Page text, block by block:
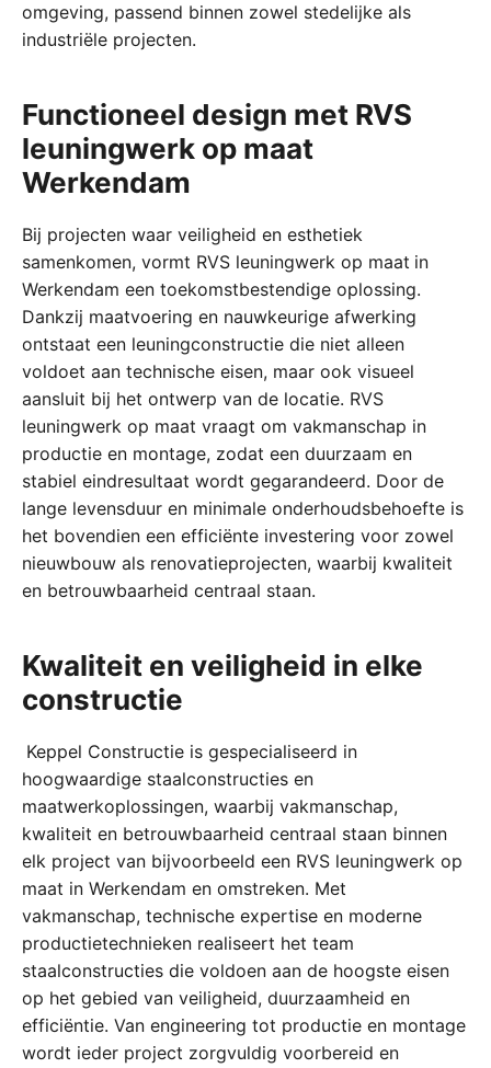
omgeving, passend binnen zowel stedelijke als
industriële projecten.
Functioneel design met RVS
leuningwerk op maat
Werkendam
Bij projecten waar veiligheid en esthetiek
samenkomen, vormt RVS leuningwerk op maat in
Werkendam een toekomstbestendige oplossing.
Dankzij maatvoering en nauwkeurige afwerking
ontstaat een leuningconstructie die niet alleen
voldoet aan technische eisen, maar ook visueel
aansluit bij het ontwerp van de locatie. RVS
leuningwerk op maat vraagt om vakmanschap in
productie en montage, zodat een duurzaam en
stabiel eindresultaat wordt gegarandeerd. Door de
lange levensduur en minimale onderhoudsbehoefte is
het bovendien een efficiënte investering voor zowel
nieuwbouw als renovatieprojecten, waarbij kwaliteit
en betrouwbaarheid centraal staan.
Kwaliteit en veiligheid in elke
constructie
Keppel Constructie is gespecialiseerd in
hoogwaardige staalconstructies en
maatwerkoplossingen, waarbij vakmanschap,
kwaliteit en betrouwbaarheid centraal staan binnen
elk project van bijvoorbeeld een RVS leuningwerk op
maat in Werkendam en omstreken. Met
vakmanschap, technische expertise en moderne
productietechnieken realiseert het team
staalconstructies die voldoen aan de hoogste eisen
op het gebied van veiligheid, duurzaamheid en
efficiëntie. Van engineering tot productie en montage
wordt ieder project zorgvuldig voorbereid en